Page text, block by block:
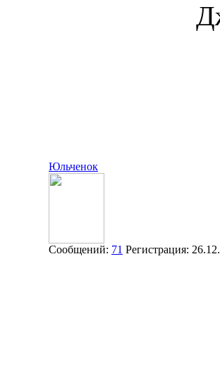
Юльченок
Сообщений: 71 Регистрация: